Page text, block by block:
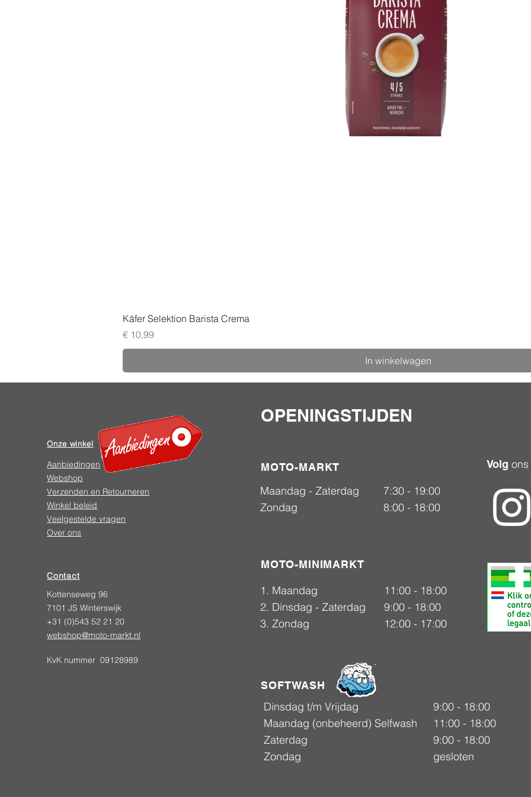
Käfer Selektion Barista Crema
Prijs
€ 10,99
In winkelwagen
Aanbiedingen
Webshop
Verzenden en Retourneren
Winkel beleid
Veelgestelde vragen
Over ons
Onze winkel
Contact
Kottenseweg 96
7101 JS Winterswijk
+31 (0)543 52 21 20
webshop@moto-markt.nl
KvK nummer 09128989
OPENINGSTIJDEN
MOTO-MARKT Volg
Maandag - Zaterdag
7:30 - 19:00
Zondag
8:00 - 18:00
MOTO-MINIMARKT
1. Maandag
11:00 - 18:00
2. Dinsdag - Zaterdag
9:00 - 18:00
3. Zondag
12:00 - 17:00
SOFTWASH
Dinsdag t/m Vrijdag
9:00 - 18:00
Maandag (onbeheerd) Selfwash
11:00 - 18:00
Zaterdag
9:00 - 18:00
Zondag
gesloten